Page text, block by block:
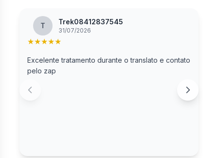
T Trek08412837545
31/07/2026
★★★★★
Excelente tratamento durante o translato e contato
pelo zap